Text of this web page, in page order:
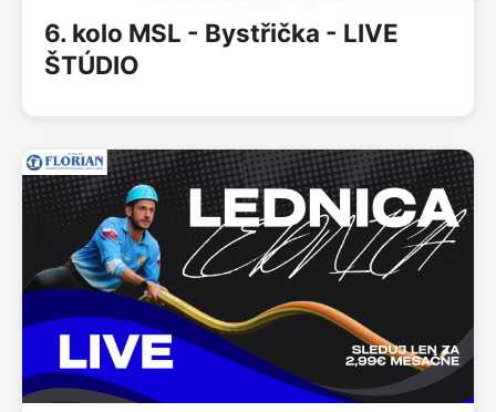
6. kolo MSL - Bystřička - LIVE
ŠTÚDIO